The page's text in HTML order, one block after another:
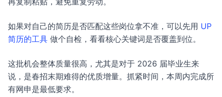
如果对自己的简历是否匹配这些岗位拿不准，可以先用 UP
简历的工具 做个自检，看看核心关键词是否覆盖到位。
这批机会整体质量很高，尤其是对于 2026 届毕业生来
说，是春招末期难得的优质增量。抓紧时间，本周内完成所
有网申是最低要求。